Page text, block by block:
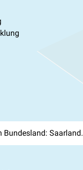
Bundesland: Saarland.